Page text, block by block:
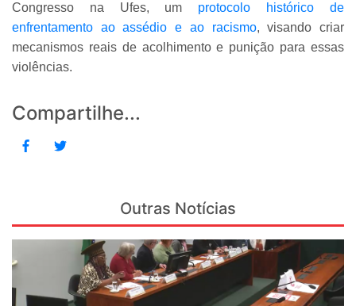
Congresso na Ufes, um protocolo histórico de
enfrentamento ao assédio e ao racismo, visando criar
mecanismos reais de acolhimento e punição para essas
violências.
Compartilhe...
Outras Notícias